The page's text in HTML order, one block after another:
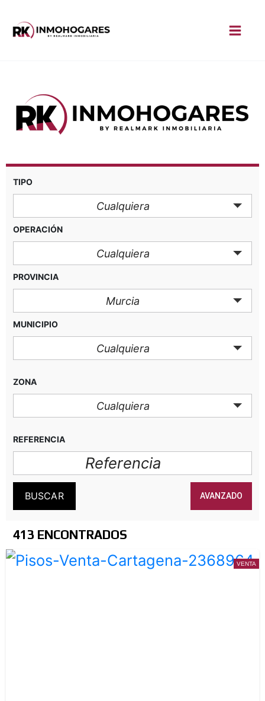
TIPO
Cualquiera
OPERACIÓN
Cualquiera
PROVINCIA
Murcia
MUNICIPIO
Cualquiera
ZONA
Cualquiera
REFERENCIA
AVANZADO
BUSCAR
413 ENCONTRADOS
VENTA